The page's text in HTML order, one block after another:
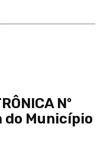
Nº
Município